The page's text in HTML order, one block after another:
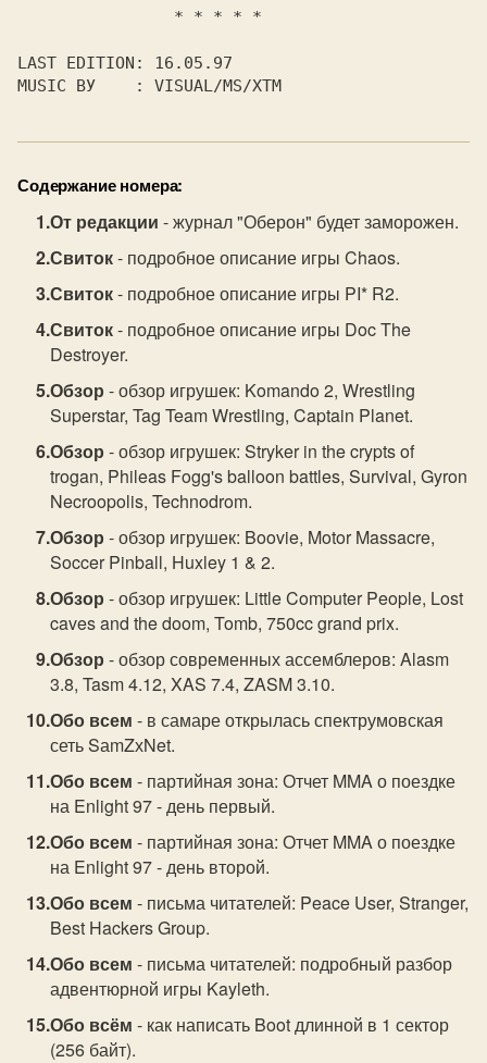
* * * * *
LAST EDITION: 16.05.97
MUSIC ВУ
: VISUAL/MS/XTM
Содержание номера:
От редакции - журнал "Оберон" будет заморожен.
Свиток- подробное описание игры Chaos.
Свиток- подробное описание игры PI* R2.
Свиток- подробное описание игры Doc The
Destroyer.
Обзор - обзор игрушек: Komando 2, Wrestling
Superstar, Tag Team Wrestling, Captain Planet.
Обзор - обзор игрушек: Stryker in the crypts of
trogan, Phileas Fogg's balloon battles, Survival, Gyron
Necroopolis, Technodrom.
Обзор - обзор игрушек: Boovie, Motor Massacre,
Soccer Pinball, Huxley 1 & 2.
Обзор - обзор игрушек: Little Computer People, Lost
caves and the doom, Tomb, 750cc grand prix.
Обзор - обзор современных ассемблеров: Alasm
3.8, Tasm 4.12, XAS 7.4, ZASM 3.10.
Обо всем - в самаре открылась спектрумовская
сеть SаmZхNet.
Обо всем - партийная зона: Отчет MMA о поездке
на Enlight 97 - день первый.
Обо всем - партийная зона: Отчет MMA о поездке
на Enlight 97 - день второй.
Обо всем - письма читателей: Peace User, Stranger,
Best Hackers Group.
Обо всем - письма читателей: подробный разбор
адвентюрной игры Kayleth.
Обо всём - как написать Boot длинной в 1 сектор
(256 байт).